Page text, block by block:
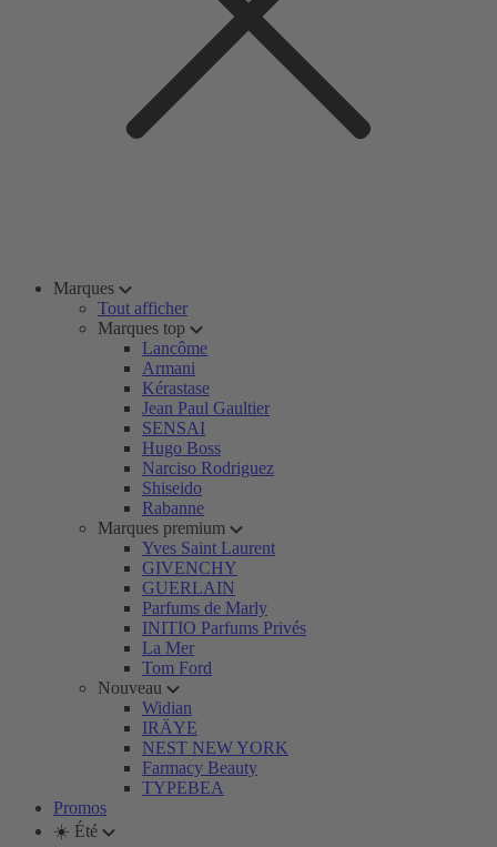
Marques
Tout afficher
Marques top
Lancôme
Armani
Kérastase
Jean Paul Gaultier
SENSAI
Hugo Boss
Narciso Rodriguez
Shiseido
Rabanne
Marques premium
Yves Saint Laurent
GIVENCHY
GUERLAIN
Parfums de Marly
INITIO Parfums Privés
La Mer
Tom Ford
Nouveau
Widian
IRÄYE
NEST NEW YORK
Farmacy Beauty
TYPEBEA
Promos
☀️ Été